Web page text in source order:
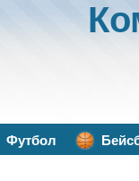
Футбол